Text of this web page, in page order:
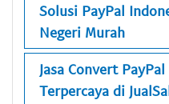
Solusi PayPal
Negeri Murah
Jasa Convert
Terpercaya di